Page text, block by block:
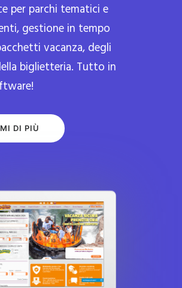
per parchi tematici e
gestione in tempo
vacanza, degli
biglietteria. Tutto in
DI PIÙ